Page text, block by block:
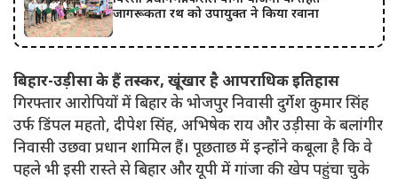
जागरूकता रथ को उपायुक्त ने किया रवाना
बिहार-उड़ीसा के हैं तस्कर, खूंखार है आपराधिक इतिहास
गिरफ्तार आरोपियों में बिहार के भोजपुर निवासी दुर्गेश कुमार सिंह
उर्फ डिंपल महतो, दीपेश सिंह, अभिषेक राय और उड़ीसा के बलांगीर
निवासी उछवा प्रधान शामिल हैं। पूछताछ में इन्होंने कबूला है कि वे
पहले भी इसी रास्ते से बिहार और यूपी में गांजा की खेप पहुंचा चुके